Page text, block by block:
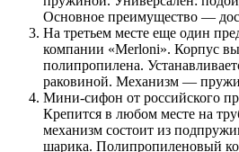
Основное преимущество —
На третьем месте еще один
компании «Merloni». Корпус
полипропилена.
раковиной. Механизм —
Мини-сифон от российского
Крепится в любом месте на
механизм состоит из
шарика. Полипропиленовый